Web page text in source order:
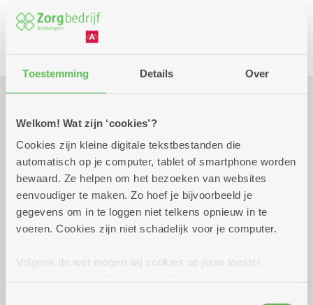
Toestemming Details Over
Welkom! Wat zijn ‘cookies’?
Cookies zijn kleine digitale tekstbestanden die
automatisch op je computer, tablet of smartphone worden
bewaard. Ze helpen om het bezoeken van websites
eenvoudiger te maken. Zo hoef je bijvoorbeeld je
gegevens om in te loggen niet telkens opnieuw in te
voeren. Cookies zijn niet schadelijk voor je computer.
Volgens de wet mogen wij cookies op jouw toestel
Club Spel
Praktisch
Wekelijks op dinsdag tot 29
december 2026
10.30 uur tot
11.30 uur
1 euro
Jan Van Rijswijcklaan 288
2020 Antwerpen